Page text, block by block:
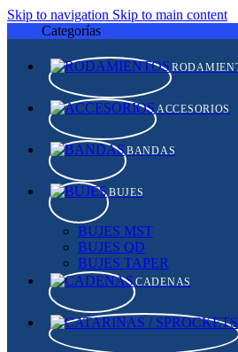
Skip to navigation Skip to main content
Categorías
ACCESORIOS
BANDAS
BUJES
BUJES MST
BUJES QD
BUJES TAPER
CADENAS